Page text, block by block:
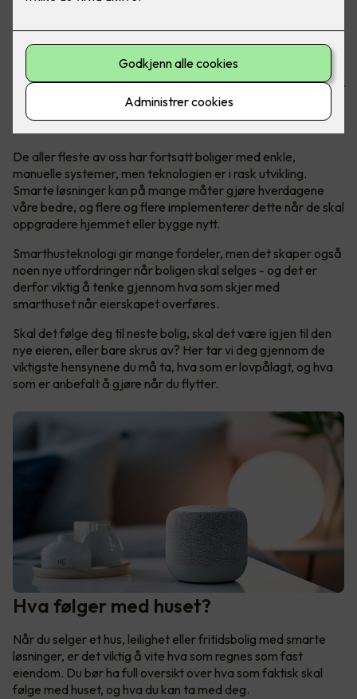
Når vi flytter er det mye å tenke på, og det er ikke så rart at
man kan glemme smarthuset. Hva gjør man med
smarthuset når boligen bytter eier?
De aller fleste av oss har fortsatt boliger med enkle,
manuelle systemer, men teknologien er i rask utvikling.
Smarte løsninger kan på mange måter gjøre hverdagene
våre bedre, og flere og flere implementerer dette når de skal
oppgradere hjemmet eller bygge nytt.
Smarthusteknologi gir mange fordeler, men det skaper også
noen nye utfordringer når boligen skal selges - og det er
derfor viktig å tenke gjennom hva som skjer med
smarthuset når eierskapet overføres.
Skal det følge deg til neste bolig, skal det være igjen til den
nye eieren, eller bare skrus av? Her tar vi deg gjennom de
viktigste hensynene du må ta, hva som er lovpålagt, og hva
som er anbefalt å gjøre når du flytter.
Hva følger med huset?
Når du selger et hus, leilighet eller fritidsbolig med smarte
løsninger, er det viktig å vite hva som regnes som fast
eiendom. Du bør ha full oversikt over hva som faktisk skal
følge med huset, og hva du kan ta med deg.